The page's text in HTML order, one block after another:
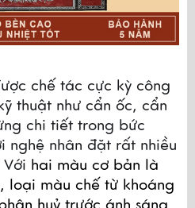
chế tác cực kỳ công
thuật như cẩn ốc, cẩn
chi tiết trong bức
nghệ nhân đặt rất nhiều
hai màu cơ bản là
loại màu chế từ khoáng
huỷ trước ánh sáng